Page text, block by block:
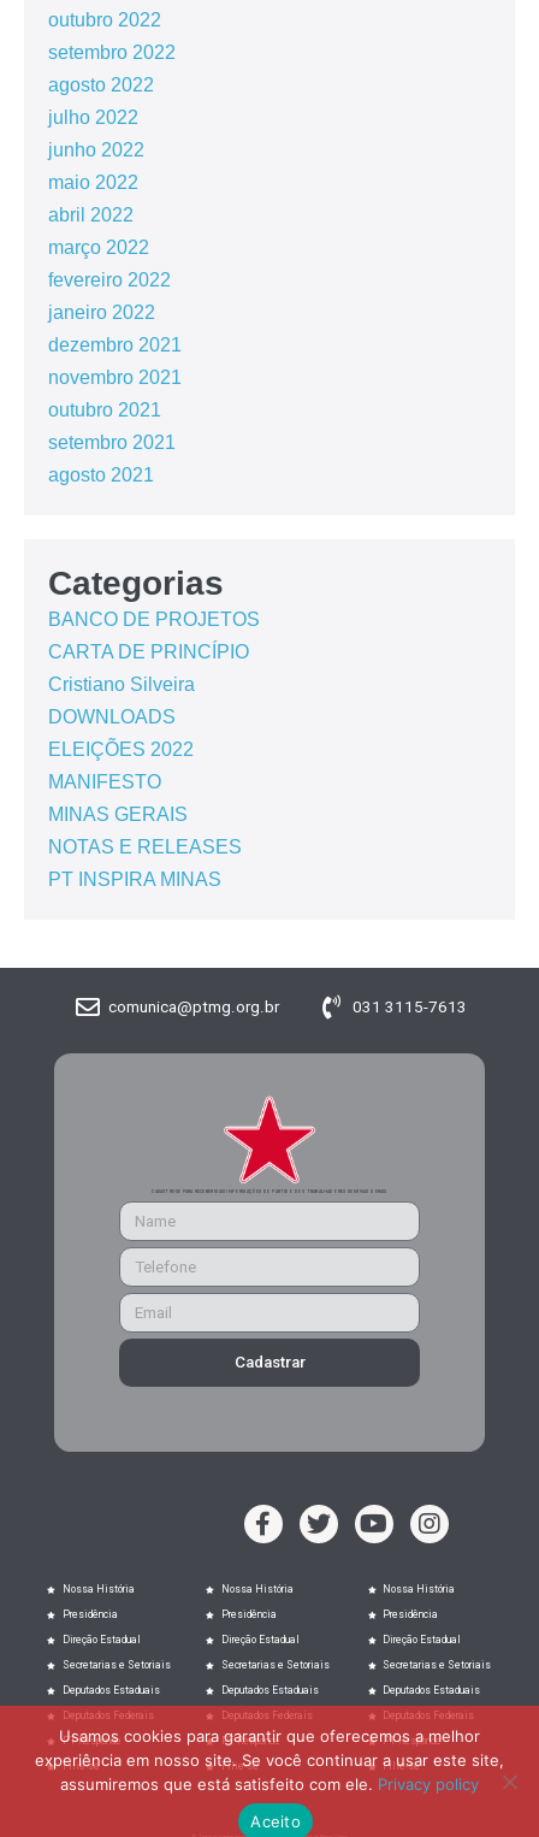
outubro 2022
setembro 2022
agosto 2022
julho 2022
junho 2022
maio 2022
abril 2022
março 2022
fevereiro 2022
janeiro 2022
dezembro 2021
novembro 2021
outubro 2021
setembro 2021
agosto 2021
Categorias
BANCO DE PROJETOS
CARTA DE PRINCÍPIO
Cristiano Silveira
DOWNLOADS
ELEIÇÕES 2022
MANIFESTO
MINAS GERAIS
NOTAS E RELEASES
PT INSPIRA MINAS
comunica@ptmg.org.br 031 3115-7613
CADASTRE-SE PARA RECEBER MAIS INFORMAÇÕES DO PARTIDO DOS TRABALHADORES DE MINAS GERAIS
Cadastrar
Nossa História
Presidência
Direção Estadual
Secretarias e Setoriais
Deputados Estaduais
Deputados Federais
PT Responde
Filie-se
Nossa História
Presidência
Direção Estadual
Secretarias e Setoriais
Deputados Estaduais
Deputados Federais
PT Responde
Filie-se
Nossa História
Presidência
Direção Estadual
Secretarias e Setoriais
Deputados Estaduais
Deputados Federais
PT Responde
Filie-se
Usamos cookies para garantir que oferecemos a melhor
experiência em nosso site. Se você continuar a usar este site,
assumiremos que está satisfeito com ele. Privacy policy
Aceito